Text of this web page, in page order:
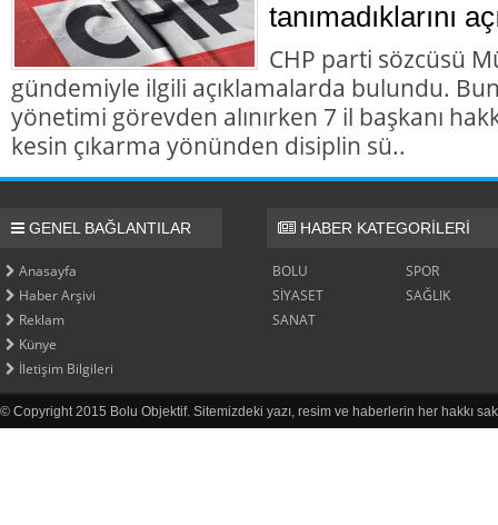
tanımadıklarını
CHP parti sözcüsü
gündemiyle ilgili açıklamalarda bulundu.
yönetimi görevden alınırken 7 il başkanı
kesin çıkarma yönünden disiplin sü..
GENEL BAĞLANTILAR
Anasayfa
Haber Arşivi
Reklam
Künye
İletişim Bilgileri
HABER KATEGORİLERİ
BOLU
SPOR
SİYASET
SAĞLIK
SANAT
© Copyright 2015 Bolu Objektif. Sitemizdeki yazı, resim ve haberlerin her hakkı